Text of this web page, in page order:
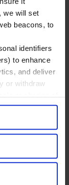
we will set
beacons, to
identifiers
to enhance
and deliver
or withdraw
or sharing of
“Do Not
the footer of
and each
terms
see